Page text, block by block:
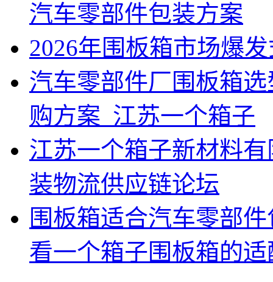
汽车零部件包装方案
2026年围板箱市场爆
汽车零部件厂围板箱
购方案_江苏一个箱子
江苏一个箱子新材料
装物流供应链论坛
围板箱适合汽车零部
看一个箱子围板箱的适